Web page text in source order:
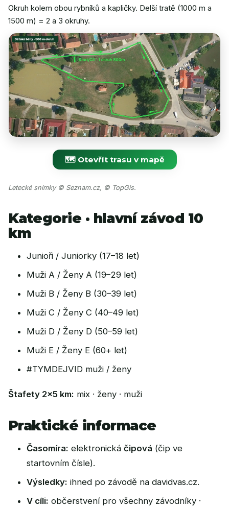
Okruh kolem obou rybníků a kapličky. Delší tratě (1000 m a
1500 m) = 2 a 3 okruhy.
🗺️ Otevřít trasu v mapě
Letecké snímky © Seznam.cz, © TopGis.
Kategorie · hlavní závod 10
km
Junioři / Juniorky (17–18 let)
Muži A / Ženy A (19–29 let)
Muži B / Ženy B (30–39 let)
Muži C / Ženy C (40–49 let)
Muži D / Ženy D (50–59 let)
Muži E / Ženy E (60+ let)
#TYMDEJVID muži / ženy
Štafety 2×5 km: mix · ženy · muži
Praktické informace
Časomíra: elektronická čipová (čip ve
startovním čísle).
Výsledky: ihned po závodě na davidvas.cz.
V cíli: občerstvení pro všechny závodníky ·